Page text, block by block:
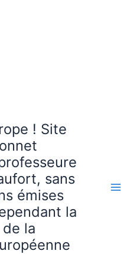
! Site
sans
émises
la
la